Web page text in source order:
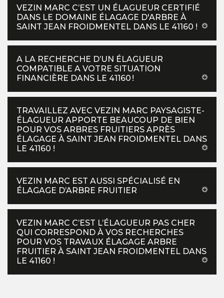
VEZIN MARC C’EST UN ÉLAGUEUR CERTIFIÉ
DANS LE DOMAINE ÉLAGAGE D'ARBRE À
SAINT JEAN FROIDMENTEL DANS LE 41160 !
A LA RECHERCHE D’UN ÉLAGUEUR
COMPATIBLE A VOTRE SITUATION
FINANCIÈRE DANS LE 41160 !
TRAVAILLEZ AVEC VEZIN MARC PAYSAGISTE-
ÉLAGUEUR APPORTE BEAUCOUP DE BIEN
POUR VOS ARBRES FRUITIERS APRÈS
ÉLAGAGE À SAINT JEAN FROIDMENTEL DANS
LE 41160 !
VEZIN MARC EST AUSSI SPÉCIALISÉ EN
ÉLAGAGE D’ARBRE FRUITIER
VEZIN MARC C’EST L’ÉLAGUEUR PAS CHER
QUI CORRESPOND À VOS RECHERCHES
POUR VOS TRAVAUX ÉLAGAGE ARBRE
FRUITIER À SAINT JEAN FROIDMENTEL DANS
LE 41160 !